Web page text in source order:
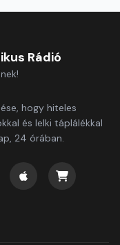
Rádió
hogy hiteles
és lelki táplálékkal
24 órában.